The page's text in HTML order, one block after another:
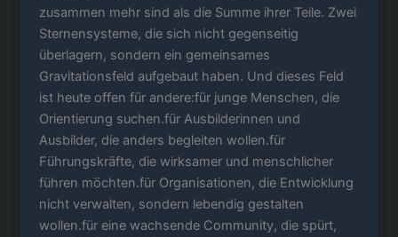
zusammen mehr sind als die Summe ihrer Teile. Zwei
Sternensysteme, die sich nicht gegenseitig
überlagern, sondern ein gemeinsames
Gravitationsfeld aufgebaut haben. Und dieses Feld
ist heute offen für andere:für junge Menschen, die
Orientierung suchen.für Ausbilderinnen und
Ausbilder, die anders begleiten wollen.für
Führungskräfte, die wirksamer und menschlicher
führen möchten.für Organisationen, die Entwicklung
nicht verwalten, sondern lebendig gestalten
wollen.für eine wachsende Community, die spürt,